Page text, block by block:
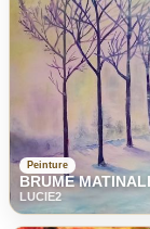
Peinture
BRUME
LUCIE2